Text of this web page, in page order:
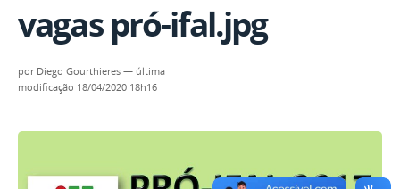
vagas pró-ifal.jpg
por Diego Gourthieres — última
modificação 18/04/2020 18h16